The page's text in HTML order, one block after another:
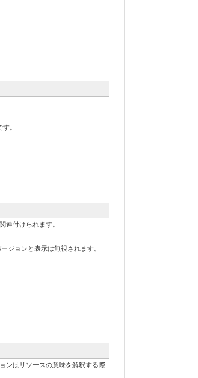
。
連付けられます。
ジョンと表示は無視されます。
ンはリソースの意味を解釈する際